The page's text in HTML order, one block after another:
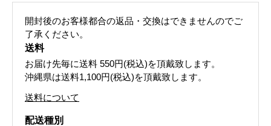
開封後のお客様都合の返品・交換はできませんのでご
了承ください。
送料
お届け先毎に送料 550円(税込)を頂戴致します。
沖縄県は送料1,100円(税込)を頂戴致します。
送料について
配送種別